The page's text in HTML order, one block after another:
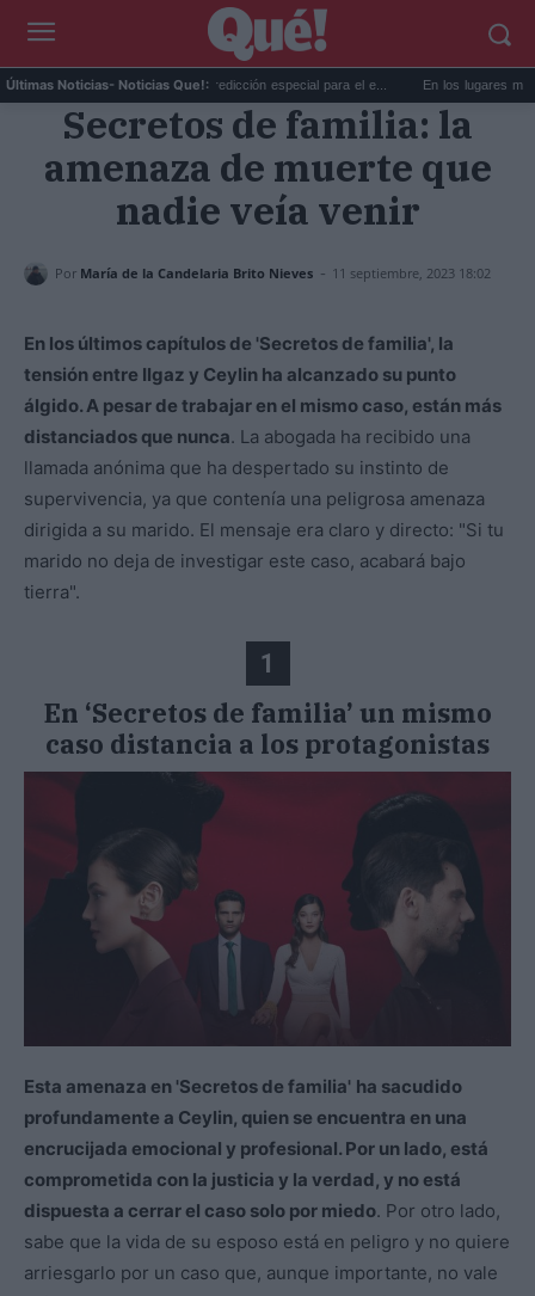
Últimas Noticias- Noticias Que!:
La AEMET prepara una predicción especial para el e... En los lugares más
Secretos de familia: la
amenaza de muerte que
nadie veía venir
Por María de la Candelaria Brito Nieves - 11 septiembre, 2023 18:02
En los últimos capítulos de 'Secretos de familia', la
tensión entre Ilgaz y Ceylin ha alcanzado su punto
álgido. A pesar de trabajar en el mismo caso, están más
distanciados que nunca. La abogada ha recibido una
llamada anónima que ha despertado su instinto de
supervivencia, ya que contenía una peligrosa amenaza
dirigida a su marido. El mensaje era claro y directo: "Si tu
marido no deja de investigar este caso, acabará bajo
tierra".
1
En ‘Secretos de familia’ un mismo
caso distancia a los protagonistas
Esta amenaza en 'Secretos de familia' ha sacudido
profundamente a Ceylin, quien se encuentra en una
encrucijada emocional y profesional. Por un lado, está
comprometida con la justicia y la verdad, y no está
dispuesta a cerrar el caso solo por miedo. Por otro lado,
sabe que la vida de su esposo está en peligro y no quiere
arriesgarlo por un caso que, aunque importante, no vale